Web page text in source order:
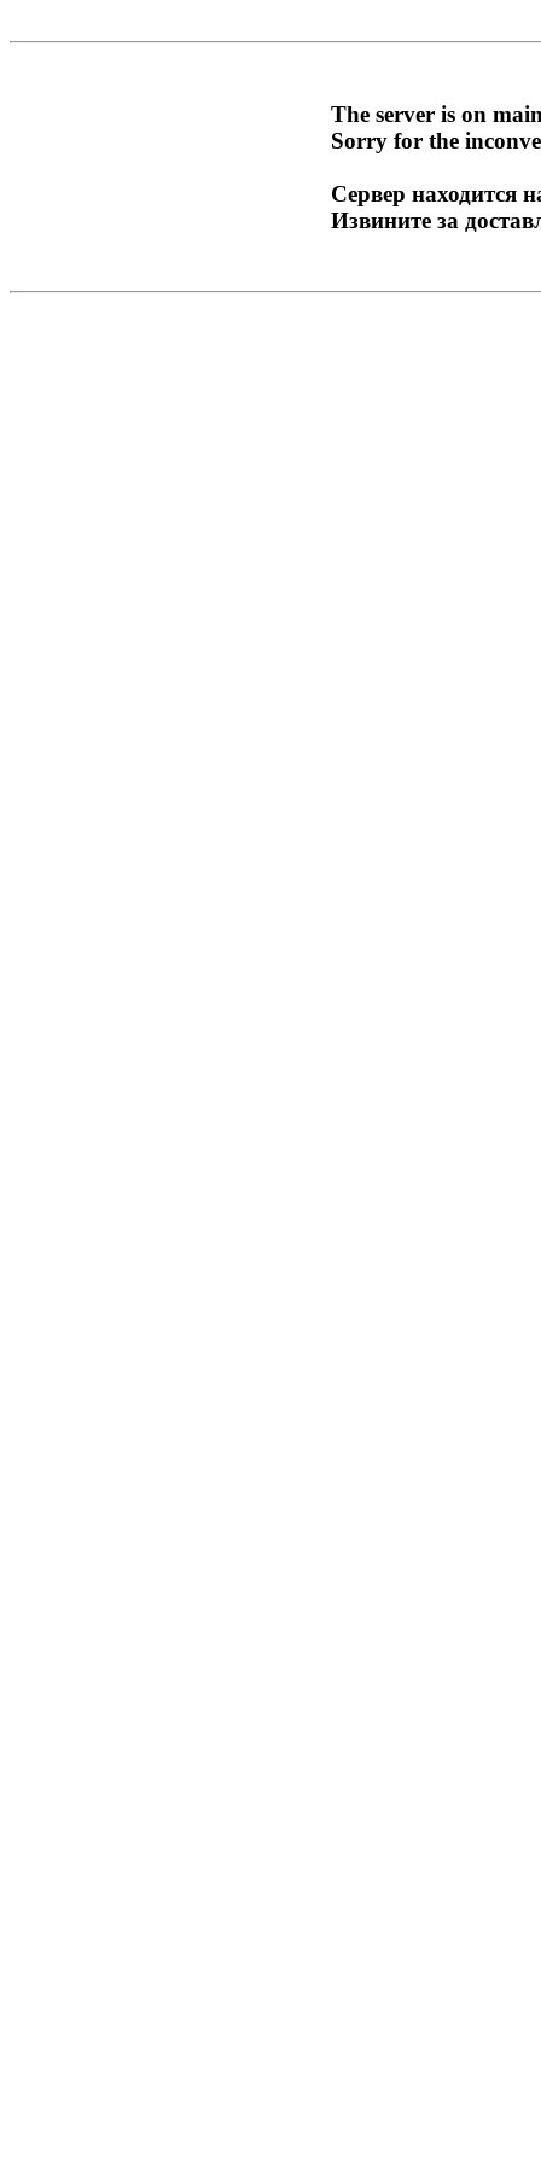
The server is on
Sorry for the
Сервер находится
Извините за